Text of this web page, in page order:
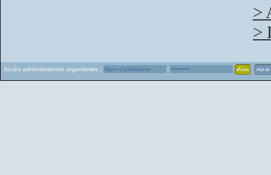
>
>
Accès administrations organismes :